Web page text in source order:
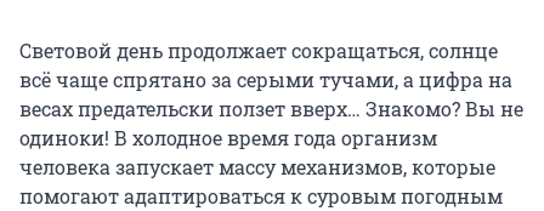
Световой день продолжает сокращаться, солнце
всё чаще спрятано за серыми тучами, а цифра на
весах предательски ползет вверх… Знакомо? Вы не
одиноки! В холодное время года организм
человека запускает массу механизмов, которые
помогают адаптироваться к суровым погодным